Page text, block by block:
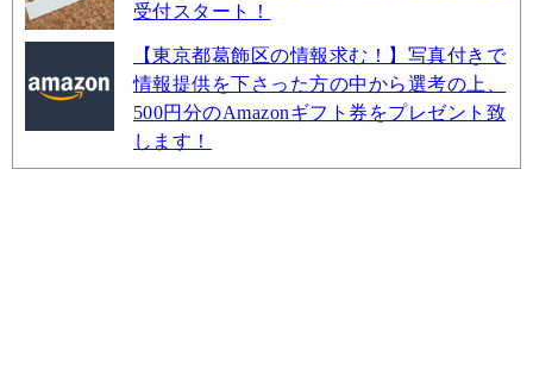
受付スタート！
【東京都葛飾区の情報求む！】写真付きで
情報提供を下さった方の中から選考の上、
500円分のAmazonギフト券をプレゼント致
します！